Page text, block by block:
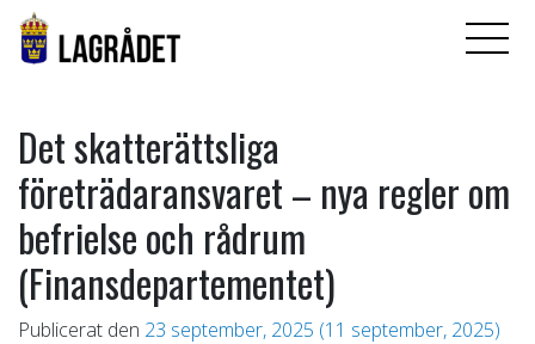
Det skatterättsliga
företrädaransvaret – nya regler om
befrielse och rådrum
(Finansdepartementet)
Publicerat den 23 september, 2025 (11 september, 2025)